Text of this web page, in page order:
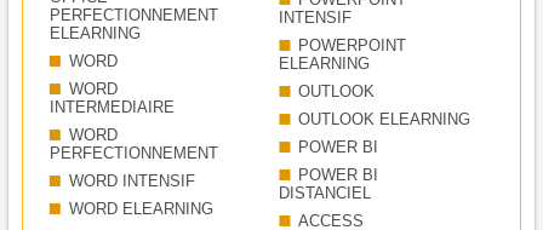
PERFECTIONNEMENT
ELEARNING
WORD
WORD
INTERMEDIAIRE
WORD
PERFECTIONNEMENT
WORD INTENSIF
WORD ELEARNING
INTENSIF
POWERPOINT
ELEARNING
OUTLOOK
OUTLOOK ELEARNING
POWER BI
POWER BI
DISTANCIEL
ACCESS